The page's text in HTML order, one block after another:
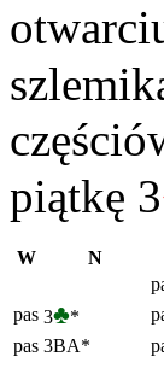
piątkę 3
W N
pas 3♣*
pas 3BA*